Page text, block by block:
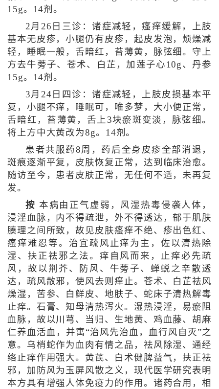
15g。14剂。
2月26日三诊：诸症减轻，瘙痒缓解，上肢
基本无皮疹，小腿仍有皮疹，起皮发泡，烦燥减
轻，睡眠一般，舌暗红，苔薄黄，脉弦细。守上
方去牛蒡子、苍术、白芷，加莲子心10g、丹参
15g。14剂。
3月24日四诊：诸症减轻，上肢皮损基本平
复，小腿不痒，睡眠可，唯多梦，大小便正常，
舌暗红，苔薄黄，舌上3块瘀斑变淡，脉弦细。
将上方中大黄改为8g。14剂。
患者共服药8周，药后全身皮疹全部消退，
斑痕逐渐平复，皮肤恢复正常，达到临床治愈。
随访至今，患者皮肤正常，无任何不适，未再复
发。
按 本病由正气虚弱，风湿热毒侵袭人体，
浸淫血脉，内不得疏泄，外不得透达，郁于肌肤
腠理之间所致，故见皮肤瘙痒不绝、疹出色红、
瘙痒难忍等。治宜疏风止痒为主，佐以清热除
湿、扶正祛邪之法。痒自风而来，止痒必先疏
风，故以荆芥、防风、牛蒡子、蝉蜕之辛散透
达，疏风散邪，使风去则痒止。苍术、白芷祛风
燥湿，苦参、白鲜皮、地肤子、蛇床子清热解毒
止痒。石膏、知母清热泻火。湿热浸淫，易瘀阻
血脉，故以川芎、当归、生地黄、鸡血藤、胡麻
仁养血活血，并寓“治风先治血，血行风自灭”之
意。乌梢蛇作为血肉有情之品，祛风除湿、通经
络止痒作用强大。黄芪、白术健脾益气，扶正祛
邪，加防风为玉屏风散之义，现代医学研究表明
本方具有增强人体免疫力的作用。诸药合用，相